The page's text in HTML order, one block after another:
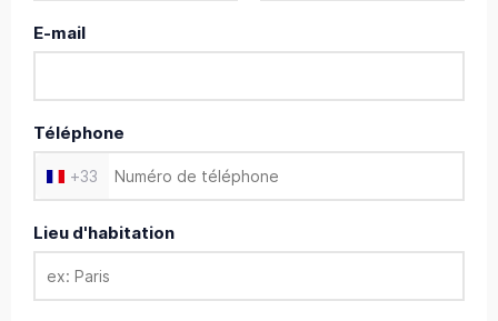
E-mail
Téléphone
+33
Lieu d'habitation